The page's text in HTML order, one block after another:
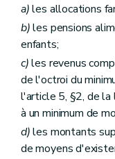
a)les allocations
b)les pensions
enfants;
c)les revenus
de l'octroi du
l'article 5, §2, de
à un minimum de
d)les montants
de moyens